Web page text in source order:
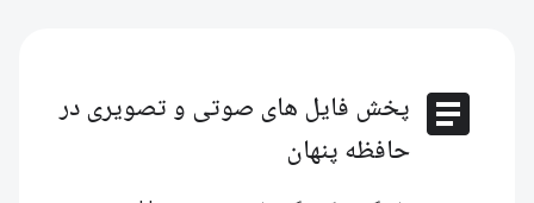
article پخش فایل های صوتی و تصویری در
حافظه پنهان